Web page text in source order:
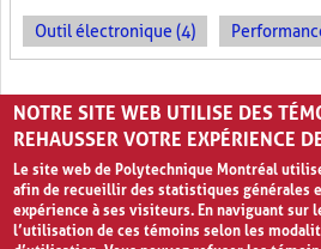
Outil électronique (4)
PAGES
1 2 › »
NOTRE SITE WEB UTILISE DES
REHAUSSER VOTRE EXPÉRIENCE
Le site web de Polytechnique Montréal
afin de recueillir des statistiques générales
expérience à ses visiteurs. En naviguant sur
l’utilisation de ces témoins selon les